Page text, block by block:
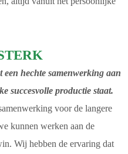
een hechte samenwerking aan
succesvolle productie staat.
voor de langere
kunnen werken aan de
Wij hebben de ervaring dat